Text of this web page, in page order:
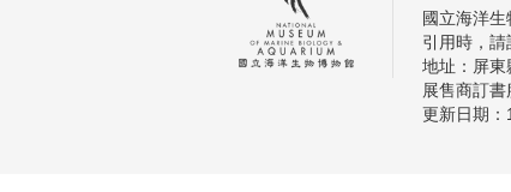
國立海洋
引用時，
地址：屏東
展售商訂
更新日期：